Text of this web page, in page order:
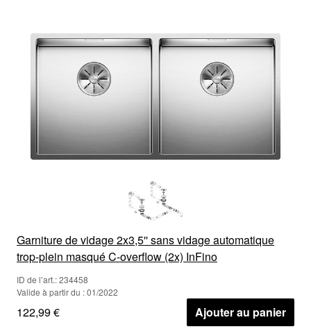
Garniture de vidage 2x3,5'' sans vidage automatique
trop-plein masqué C-overflow (2x) InFino
ID de l’art.: 234458
Valide à partir du : 01/2022
122,99 € Ajouter au panier